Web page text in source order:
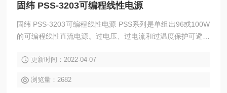
固纬 PSS-3203可编程线性电源
固纬 PSS-3203可编程线性电源 PSS系列是单组出96或100W
的可编程线性直流电源。过电压、过电流和过温度保护可避免
A。LCD可显示输出和设定参数；智能型风扇控制有效降低噪
W驱动提供编程控制并与ATE开发兼容。
更新时间：2022-04-07
浏览量：2682